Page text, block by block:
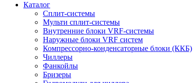
Каталог
Сплит-системы
Мульти сплит-системы
Внутренние блоки VRF-cистемы
Наружные блоки VRF cистем
Компрессорно-конденсаторные блоки (ККБ)
Чиллеры
Фанкойлы
Бризеры